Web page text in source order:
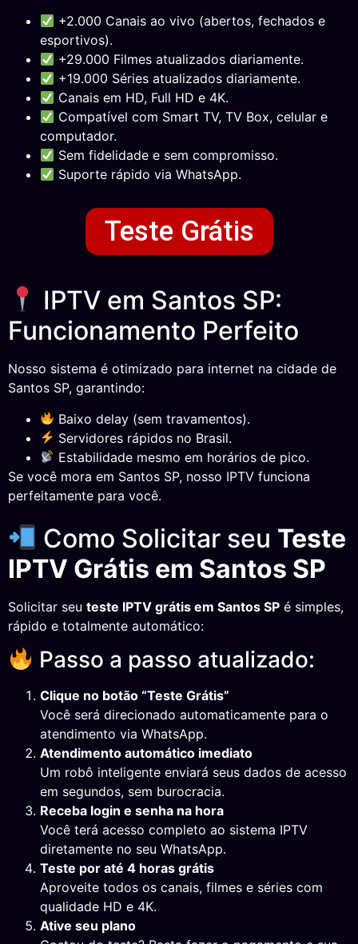
+2.000 Canais ao vivo (abertos, fechados e
esportivos).
+29.000 Filmes atualizados diariamente.
+19.000 Séries atualizados diariamente.
Canais em HD, Full HD e 4K.
Compatível com Smart TV, TV Box, celular e
computador.
Sem fidelidade e sem compromisso.
Suporte rápido via WhatsApp.
Teste Grátis
IPTV em Santos SP:
Funcionamento Perfeito
Nosso sistema é otimizado para internet na cidade de
Santos SP, garantindo:
Baixo delay (sem travamentos).
Servidores rápidos no Brasil.
Estabilidade mesmo em horários de pico.
Se você mora em Santos SP, nosso IPTV funciona
perfeitamente para você.
Como Solicitar seu Teste
IPTV Grátis em Santos SP
Solicitar seu teste IPTV grátis em Santos SP é simples,
rápido e totalmente automático:
Passo a passo atualizado:
Clique no botão “Teste Grátis”
Você será direcionado automaticamente para o
atendimento via WhatsApp.
Atendimento automático imediato
Um robô inteligente enviará seus dados de acesso
em segundos, sem burocracia.
Receba login e senha na hora
Você terá acesso completo ao sistema IPTV
diretamente no seu WhatsApp.
Teste por até 4 horas grátis
Aproveite todos os canais, filmes e séries com
qualidade HD e 4K.
Ative seu plano